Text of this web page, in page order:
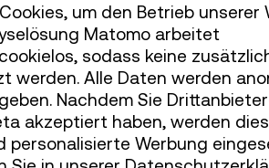
und Sport
um den Betrieb unserer
Matomo arbeitet
sodass keine
werden. Alle Daten werden
Nachdem Sie
akzeptiert haben, werden
personalisierte Werbung